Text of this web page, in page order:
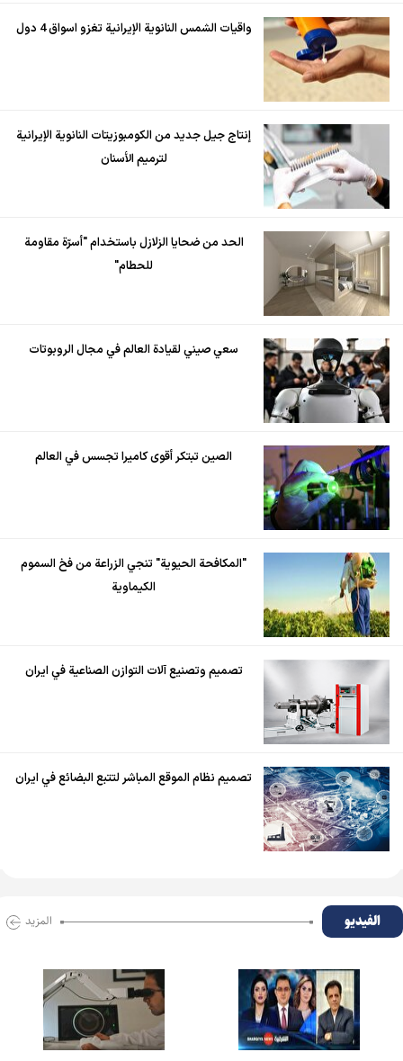
واقيات الشمس النانوية الإيرانية تغزو اسواق 4 دول
إنتاج جيل جديد من الكومبوزيتات النانوية الإيرانية
لترميم الأسنان
الحد من ضحايا الزلازل باستخدام "أسرّة مقاومة
للحطام"
سعي صيني لقيادة العالم في مجال الروبوتات
الصين تبتكر أقوى كاميرا تجسس في العالم
"المكافحة الحيوية" تنجي الزراعة من فخ السموم
الكيماوية
تصميم وتصنيع آلات التوازن الصناعية في ايران
تصميم نظام الموقع المباشر لتتبع البضائع في ايران
الفیدیو المزید